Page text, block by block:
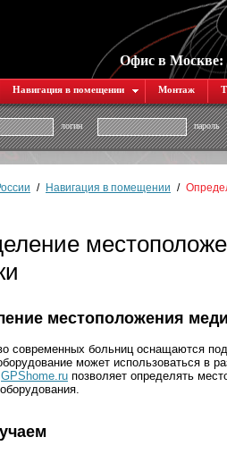
Офис в Москве:
Навигация в помещении Монтаж
логин пароль
/ Навигация в помещении /
местоположения
современных больниц оснащаются
может использоваться в
GPShome.ru позволяет определять